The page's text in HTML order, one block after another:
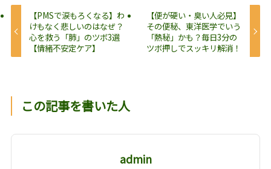
【PMSで涙もろくなる】わ
けもなく悲しいのはなぜ？
心を救う「肺」のツボ3選
【情緒不安定ケア】
【便が硬い・臭い人必見】
その便秘、東洋医学でいう
「熱秘」かも？毎日3分の
ツボ押しでスッキリ解消！
この記事を書いた人
admin